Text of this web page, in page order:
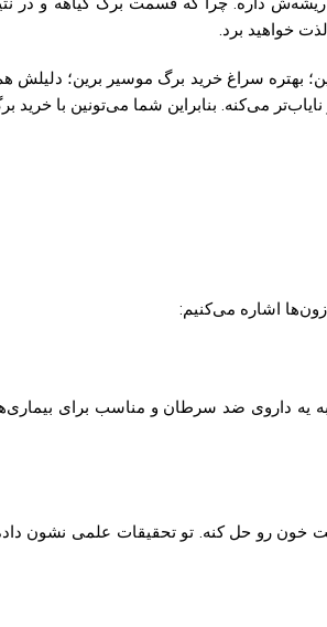
خواهید برد.
سراغ خرید برگ موسیر برین؛ دلیلش
می‌کنه. بنابراین شما می‌تونین با
اشاره می‌کنیم:
به یه داروی ضد سرطان و مناسب برای
خون رو حل کنه. تو تحقیقات علمی نشون